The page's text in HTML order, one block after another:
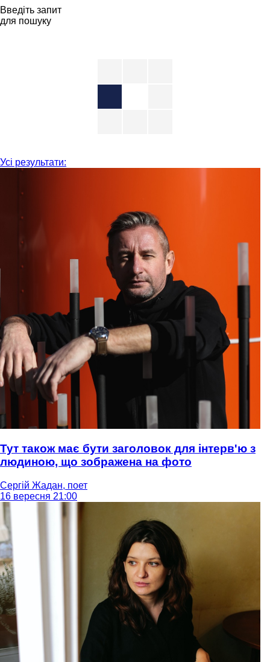
Введіть запит
для пошуку
Усі результати:
Тут також має бути заголовок для інтерв'ю з
людиною, що зображена на фото
Сергій Жадан, поет
16 вересня 21:00